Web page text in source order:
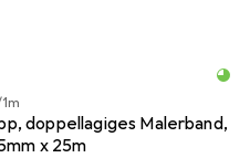
1m
doppellagiges Malerband,
x 25m